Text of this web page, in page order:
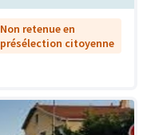
Non retenue en
présélection citoyenne